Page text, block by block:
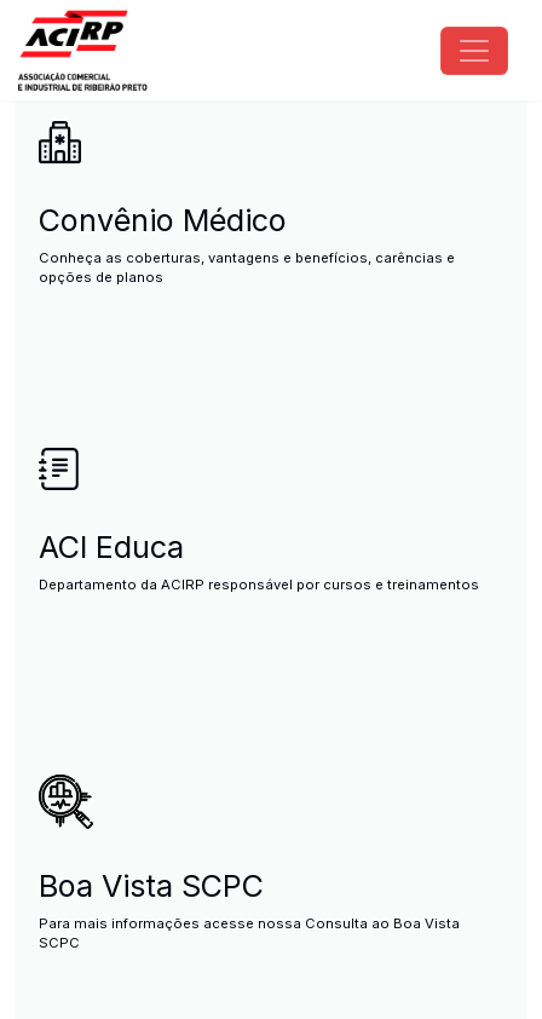
Pular para o conteúdo principal
ACIRP - Associação Comercial
Convênio Médico
Conheça as coberturas, vantagens e benefícios, carências e
opções de planos
ACI Educa
Departamento da ACIRP responsável por cursos e treinamentos
Boa Vista SCPC
Para mais informações acesse nossa Consulta ao Boa Vista
SCPC